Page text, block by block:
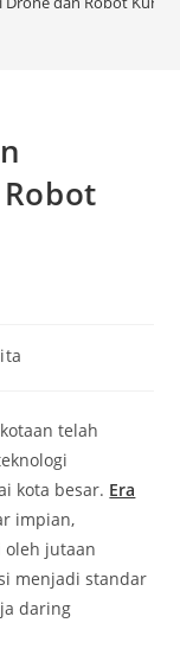
telah
kota besar. Era
impian,
oleh jutaan
menjadi standar
daring